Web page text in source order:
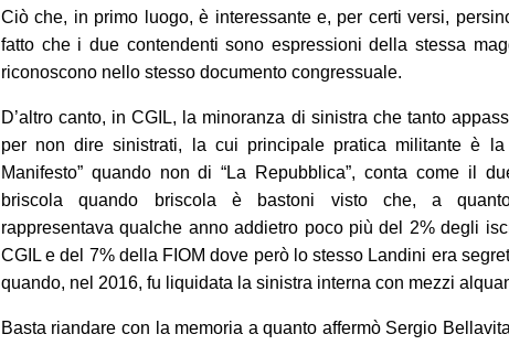
Ciò che, in primo luogo, è interessante e, per certi versi,
fatto che i due contendenti sono espressioni della stessa
riconoscono nello stesso documento congressuale.
D’altro canto, in CGIL, la minoranza di sinistra che tanto
per non dire sinistrati, la cui principale pratica militante è la
Manifesto” quando non di “La Repubblica”, conta come il
briscola quando briscola è bastoni visto che, a
rappresentava qualche anno addietro poco più del 2% degli
CGIL e del 7% della FIOM dove però lo stesso Landini era
quando, nel 2016, fu liquidata la sinistra interna con mezzi
Basta riandare con la memoria a quanto affermò Sergio